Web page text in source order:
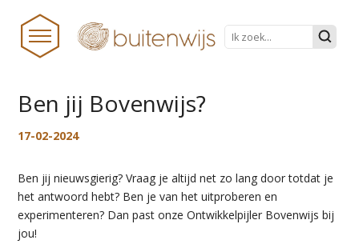
Ben jij Bovenwijs?
17-02-2024
Ben jij nieuwsgierig? Vraag je altijd net zo lang door totdat je
het antwoord hebt? Ben je van het uitproberen en
experimenteren? Dan past onze Ontwikkelpijler Bovenwijs bij
jou!
HOME
BUITENWIJS
TEAM